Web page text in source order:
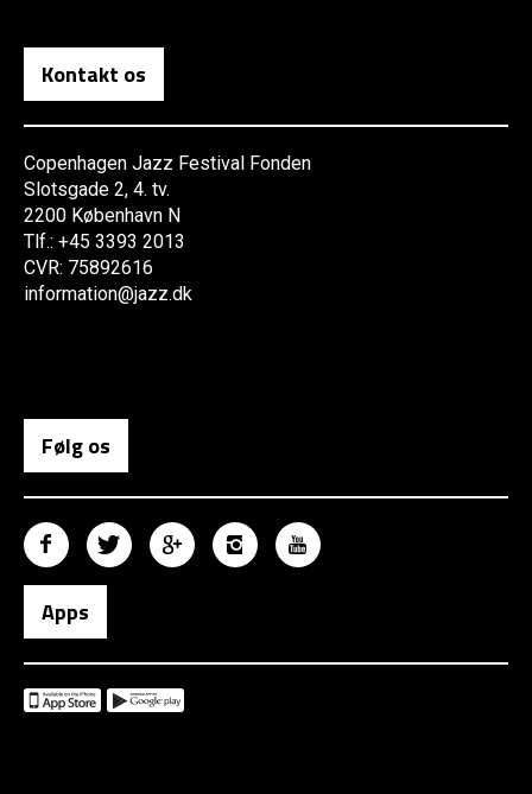
Kontakt os
Copenhagen Jazz Festival Fonden
Slotsgade 2, 4. tv.
2200 København N
Tlf.: +45 3393 2013
CVR: 75892616
information@jazz.dk
Følg os
Apps